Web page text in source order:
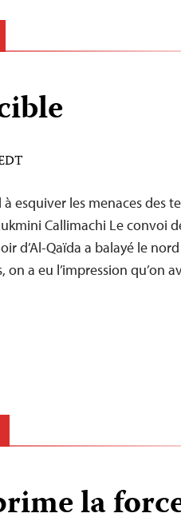
esquiver les menaces des
Callimachi Le convoi
d’Al-Qaïda a balayé le
on a eu l’impression qu’on
la